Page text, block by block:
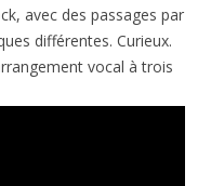
avec des passages par
différentes. Curieux.
vocal à trois